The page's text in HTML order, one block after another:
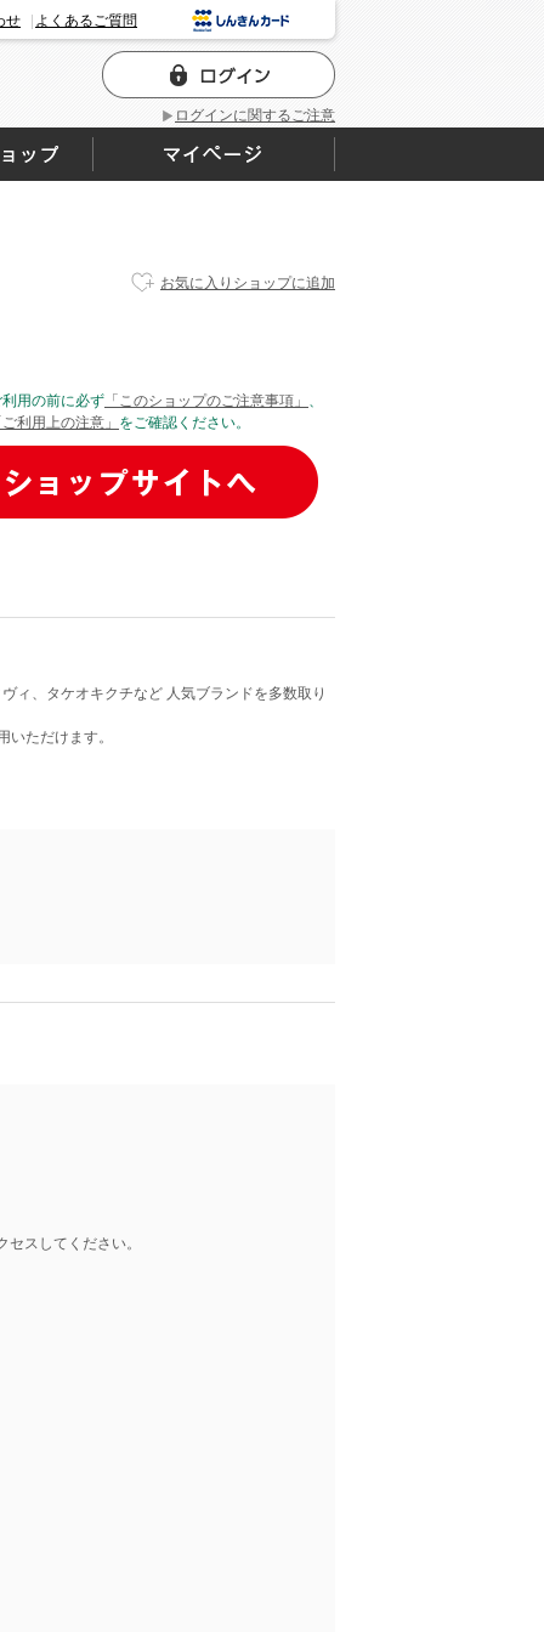
ログインに関するご注意
せ よくあるご質問
お気に入りショップに追加
利用の前に必ず 「このショップのご注意事項」 、
ご利用上の注意」 をご確認ください。
ィ、タケオキクチなど 人気ブランドを多数取り
ただけます。
スしてください。